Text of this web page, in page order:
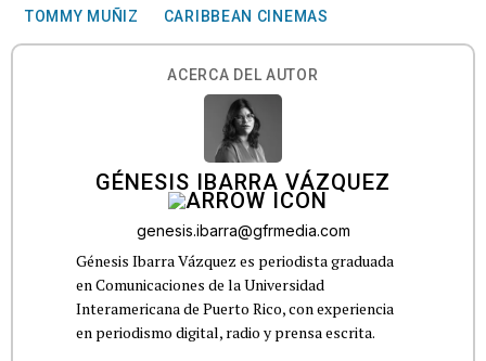
TOMMY MUÑIZ CARIBBEAN CINEMAS
ACERCA DEL AUTOR
GÉNESIS IBARRA VÁZQUEZ
genesis.ibarra@gfrmedia.com
Génesis Ibarra Vázquez es periodista graduada
en Comunicaciones de la Universidad
Interamericana de Puerto Rico, con experiencia
en periodismo digital, radio y prensa escrita.